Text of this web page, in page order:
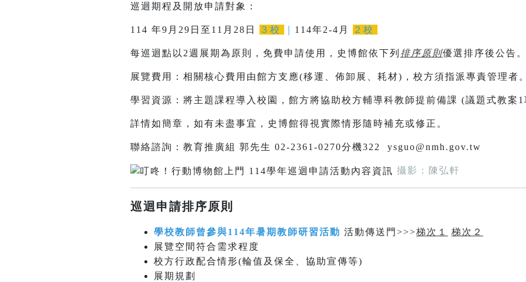
巡迴期程及開放申請對象：
114 年9月29日至11月28日 ３校 114年2-4月 ２校
每巡迴點以2週展期為原則，免費申請使用，史博館依下列 排序原則優選排序後公告
展覽費用：相關核心費用由館方支應(移運、佈卸展、耗材)，校方須指派專責管理者
學習資源：將主題課程導入校園，館方將協助校方輔導科教師提前備課 (議題式教案
詳情如簡章，如有未盡事宜，史博館得視實際情形隨時補充或修正。
聯絡諮詢：教育推廣組 郭先生 02-2361-0270分機322 ysguo@nmh.gov.tw
攝影：陳弘軒
巡迴申請排序原則
學校教師曾參與114年暑期教師研習活動 活動傳送門>>>梯次１
梯次２
展覽空間符合需求程度
校方行政配合情形(輪值及保全、協助宣傳等)
展期規劃